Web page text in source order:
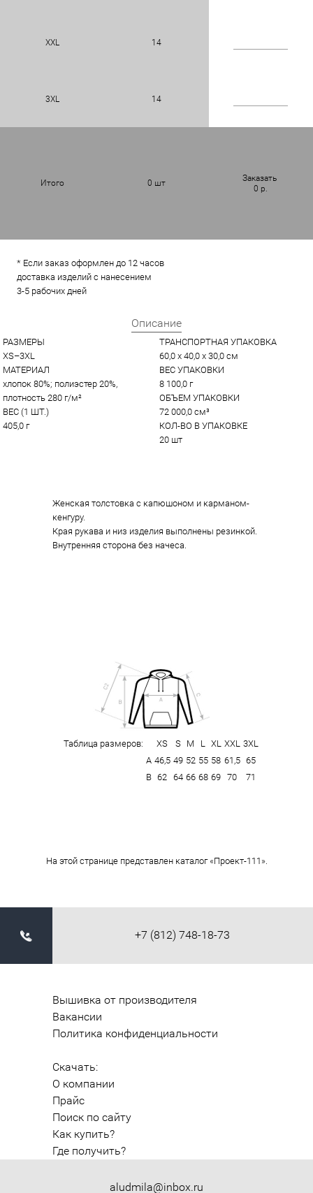
XXL 14
3XL 14
Итого 0 шт
Заказать
0 р.
* Если заказ оформлен до 12 часов
доставка изделий с нанесением
3-5 рабочих дней
Описание
РАЗМЕРЫ
XS–3XL
МАТЕРИАЛ
хлопок 80%; полиэстер 20%,
плотность 280 г/м²
ВЕС (1 ШТ.)
405,0 г
ТРАНСПОРТНАЯ УПАКОВКА
60,0 x 40,0 x 30,0 см
ВЕС УПАКОВКИ
8 100,0 г
ОБЪЕМ УПАКОВКИ
72 000,0 см³
КОЛ-ВО В УПАКОВКЕ
20 шт
Женская толстовка с капюшоном и карманом-
кенгуру.
Края рукава и низ изделия выполнены резинкой.
Внутренняя сторона без начеса.
Таблица размеров: XS S M L XL XXL 3XL
А 46,5 49 52 55 58 61,5 65
В 62 64 66 68 69 70 71
На этой странице представлен каталог «Проект-111».
+7 (812) 748-18-73
aludmila@inbox.ru
Вышивка от производителя
Вакансии
Политика конфиденциальности
Скачать:
О компании
Прайс
Поиск по сайту
Как купить?
Где получить?